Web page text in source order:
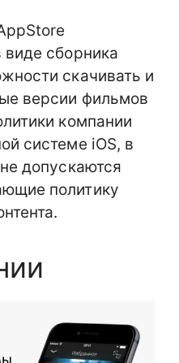
виде сборника
скачивать и
версии фильмов
компании
системе iOS, в
допускаются
политику